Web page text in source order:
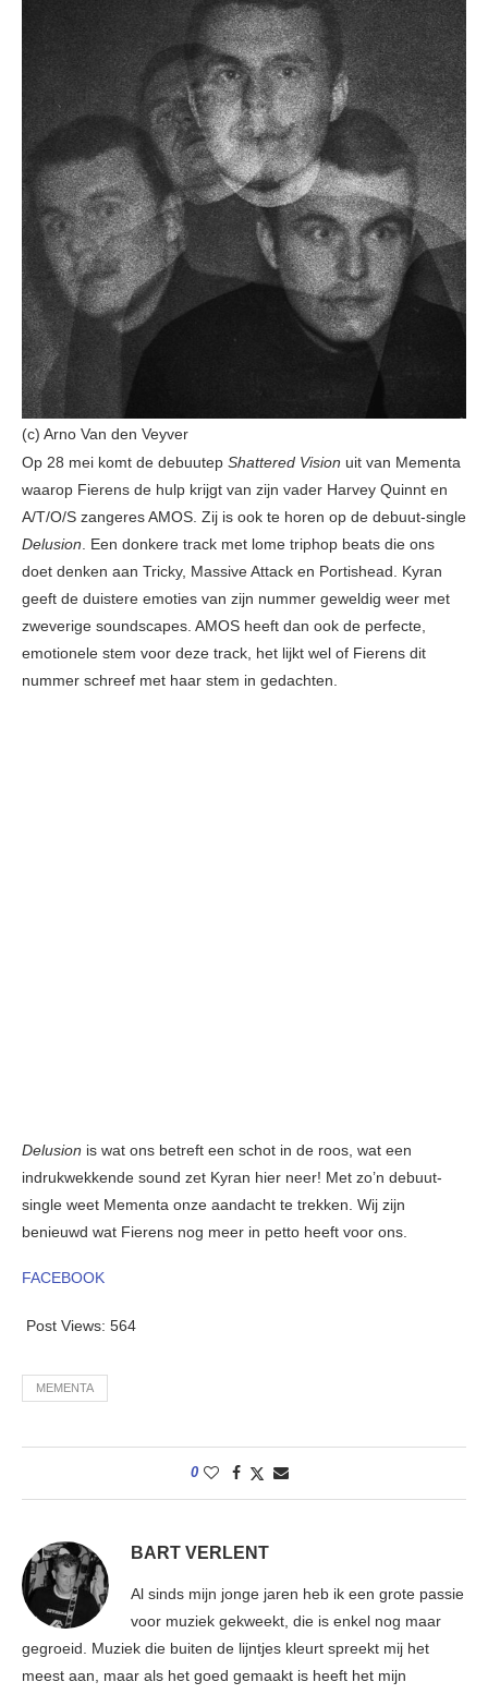
(c) Arno Van den Veyver
Op 28 mei komt de debuutep Shattered Vision uit van Mementa
waarop Fierens de hulp krijgt van zijn vader Harvey Quinnt en
A/T/O/S zangeres AMOS. Zij is ook te horen op de debuut-single
Delusion. Een donkere track met lome triphop beats die ons
doet denken aan Tricky, Massive Attack en Portishead. Kyran
geeft de duistere emoties van zijn nummer geweldig weer met
zweverige soundscapes. AMOS heeft dan ook de perfecte,
emotionele stem voor deze track, het lijkt wel of Fierens dit
nummer schreef met haar stem in gedachten.
Delusion is wat ons betreft een schot in de roos, wat een
indrukwekkende sound zet Kyran hier neer! Met zo’n debuut-
single weet Mementa onze aandacht te trekken. Wij zijn
benieuwd wat Fierens nog meer in petto heeft voor ons.
FACEBOOK
Post Views: 564
MEMENTA
0
BART VERLENT
Al sinds mijn jonge jaren heb ik een grote passie
voor muziek gekweekt, die is enkel nog maar
gegroeid. Muziek die buiten de lijntjes kleurt spreekt mij het
meest aan, maar als het goed gemaakt is heeft het mijn